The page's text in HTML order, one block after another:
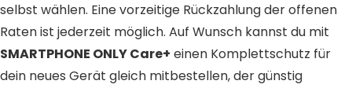
selbst wählen. Eine vorzeitige Rückzahlung der offenen
Raten ist jederzeit möglich. Auf Wunsch kannst du mit
SMARTPHONE ONLY Care+ einen Komplettschutz für
dein neues Gerät gleich mitbestellen, der günstig